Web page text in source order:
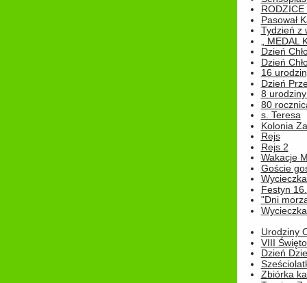
Pasował
Tydzień z
„
Dzień
Dzień
16
Dzień
8
80
s. Teresa
Kolonia
Rejs
Rejs 2
Wakacje
Goście
Festyn
"Dni
Urodziny
VIII
Dzień
Zbiórka